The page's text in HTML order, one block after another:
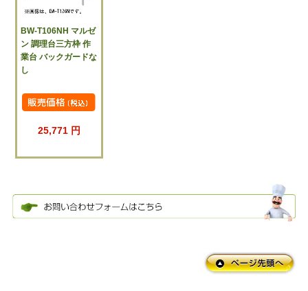
BW-T106NH マルゼ
ン 調理台三方枠 作
業台 バックガードな
し
25,771 円